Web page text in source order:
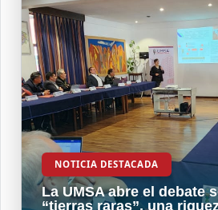
NOTICIA DESTACADA
La UMSA abre el debate
“tierras raras”, una